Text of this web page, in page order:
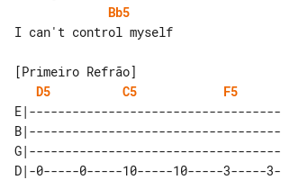
Bb5
I can't control myself
D5
C5
F5
E|-----------------------------------
B|-----------------------------------
G|-----------------------------------
D|-0-----0-----10-----10-----3-----3-